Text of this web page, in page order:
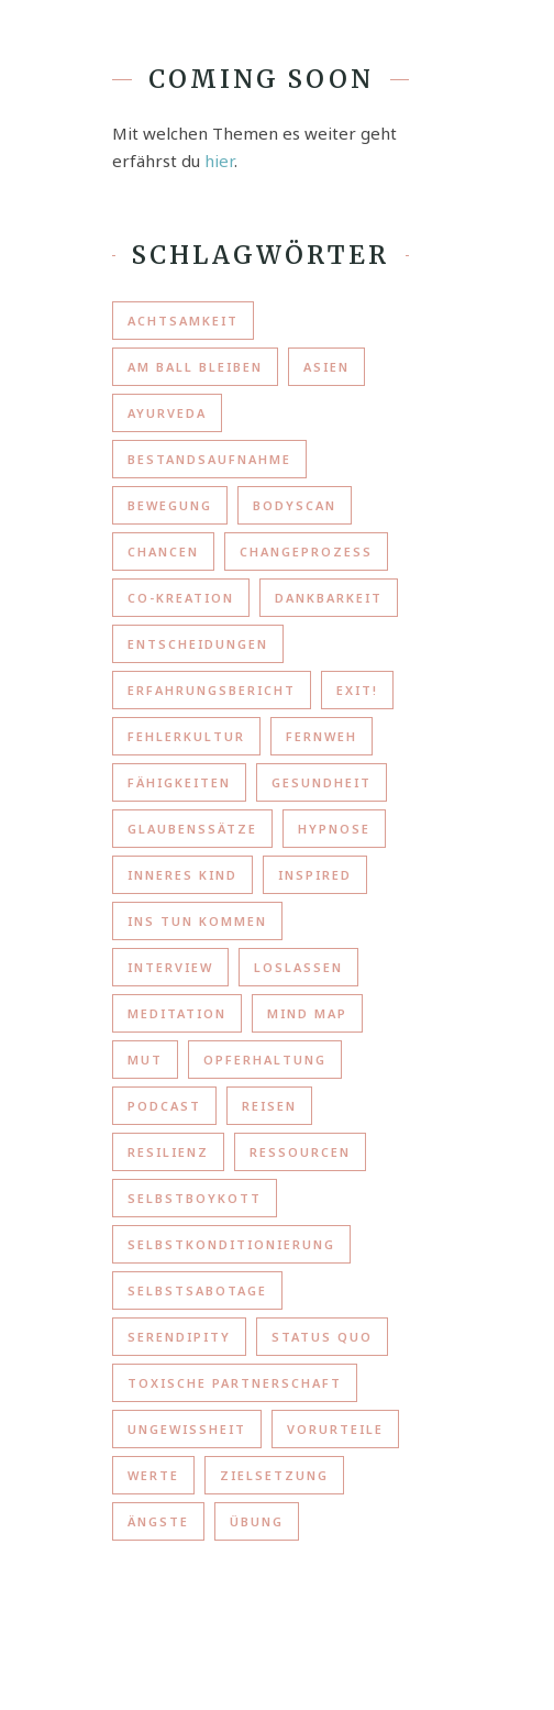
COMING SOON
Mit welchen Themen es weiter geht
erfährst du hier.
SCHLAGWÖRTER
ACHTSAMKEIT
AM BALL BLEIBEN ASIEN
AYURVEDA
BESTANDSAUFNAHME
BEWEGUNG BODYSCAN
CHANCEN CHANGEPROZESS
CO-KREATION DANKBARKEIT
ENTSCHEIDUNGEN
ERFAHRUNGSBERICHT EXIT!
FEHLERKULTUR FERNWEH
FÄHIGKEITEN GESUNDHEIT
GLAUBENSSÄTZE HYPNOSE
INNERES KIND INSPIRED
INS TUN KOMMEN
INTERVIEW LOSLASSEN
MEDITATION MIND MAP
MUT OPFERHALTUNG
PODCAST REISEN
RESILIENZ RESSOURCEN
SELBSTBOYKOTT
SELBSTKONDITIONIERUNG
SELBSTSABOTAGE
SERENDIPITY STATUS QUO
TOXISCHE PARTNERSCHAFT
UNGEWISSHEIT VORURTEILE
WERTE ZIELSETZUNG
ÄNGSTE ÜBUNG